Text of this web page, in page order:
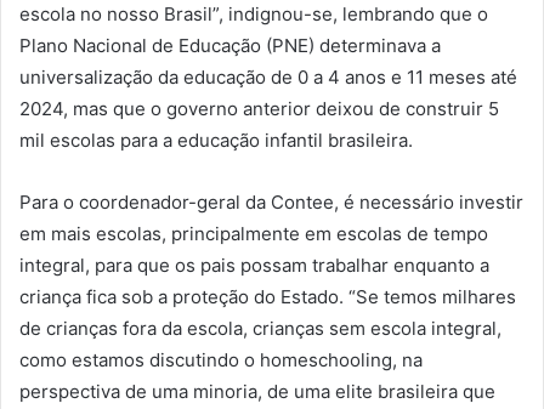
escola no nosso Brasil”, indignou-se, lembrando que o
Plano Nacional de Educação (PNE) determinava a
universalização da educação de 0 a 4 anos e 11 meses até
2024, mas que o governo anterior deixou de construir 5
mil escolas para a educação infantil brasileira.
Para o coordenador-geral da Contee, é necessário investir
em mais escolas, principalmente em escolas de tempo
integral, para que os pais possam trabalhar enquanto a
criança fica sob a proteção do Estado. “Se temos milhares
de crianças fora da escola, crianças sem escola integral,
como estamos discutindo o homeschooling, na
perspectiva de uma minoria, de uma elite brasileira que